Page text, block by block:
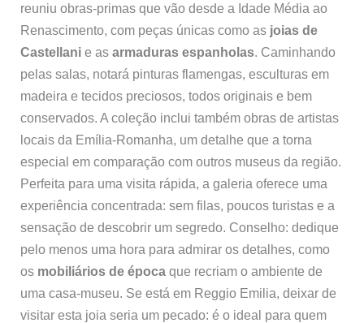
reuniu obras-primas que vão desde a Idade Média ao
Renascimento, com peças únicas como as joias de
Castellanie as armaduras espanholas. Caminhando
pelas salas, notará pinturas flamengas, esculturas em
madeira e tecidos preciosos, todos originais e bem
conservados. A coleção inclui também obras de artistas
locais da Emília-Romanha, um detalhe que a torna
especial em comparação com outros museus da região.
Perfeita para uma visita rápida, a galeria oferece uma
experiência concentrada: sem filas, poucos turistas e a
sensação de descobrir um segredo. Conselho: dedique
pelo menos uma hora para admirar os detalhes, como
os mobiliários de épocaque recriam o ambiente de
uma casa-museu. Se está em Reggio Emilia, deixar de
visitar esta joia seria um pecado: é o ideal para quem